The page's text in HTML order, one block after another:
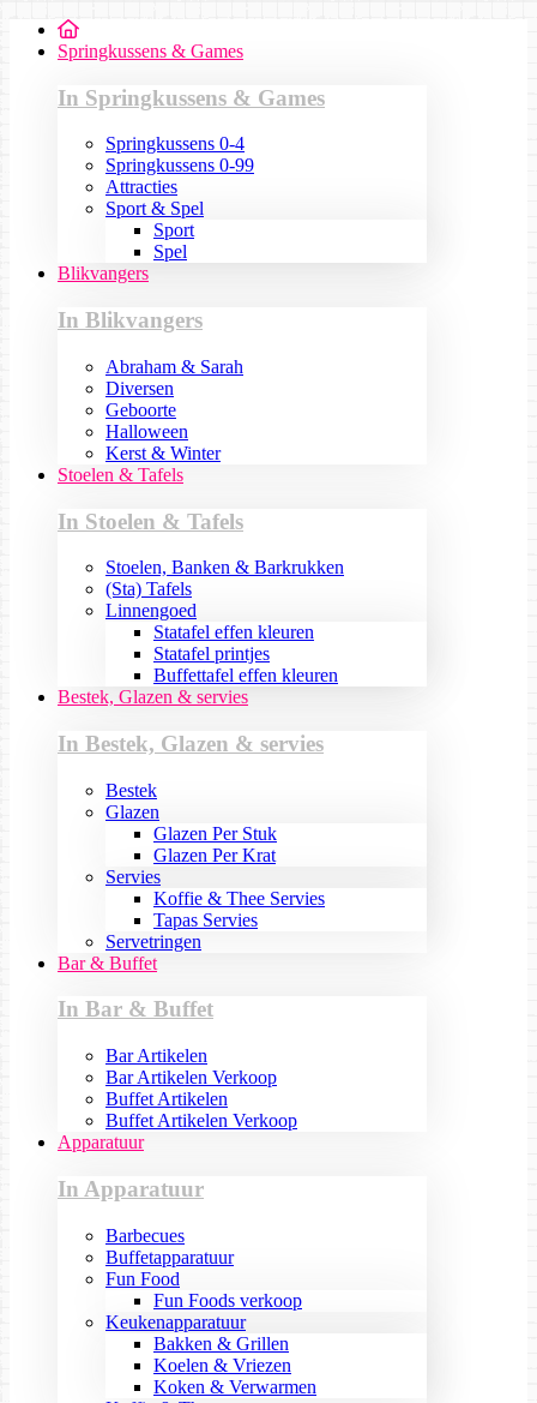
Springkussens & Games
In Springkussens & Games
Springkussens 0-4
Springkussens 0-99
Attracties
Sport & Spel
Sport
Spel
Blikvangers
In Blikvangers
Abraham & Sarah
Diversen
Geboorte
Halloween
Kerst & Winter
Stoelen & Tafels
In Stoelen & Tafels
Stoelen, Banken & Barkrukken
(Sta) Tafels
Linnengoed
Statafel effen kleuren
Statafel printjes
Buffettafel effen kleuren
Bestek, Glazen & servies
In Bestek, Glazen & servies
Bestek
Glazen
Glazen Per Stuk
Glazen Per Krat
Servies
Koffie & Thee Servies
Tapas Servies
Servetringen
Bar & Buffet
In Bar & Buffet
Bar Artikelen
Bar Artikelen Verkoop
Buffet Artikelen
Buffet Artikelen Verkoop
Apparatuur
In Apparatuur
Barbecues
Buffetapparatuur
Fun Food
Fun Foods verkoop
Keukenapparatuur
Bakken & Grillen
Koelen & Vriezen
Koken & Verwarmen